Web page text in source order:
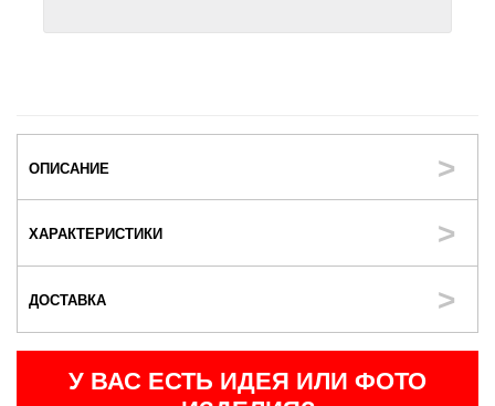
ОПИСАНИЕ
ХАРАКТЕРИСТИКИ
ДОСТАВКА
У ВАС ЕСТЬ ИДЕЯ ИЛИ ФОТО